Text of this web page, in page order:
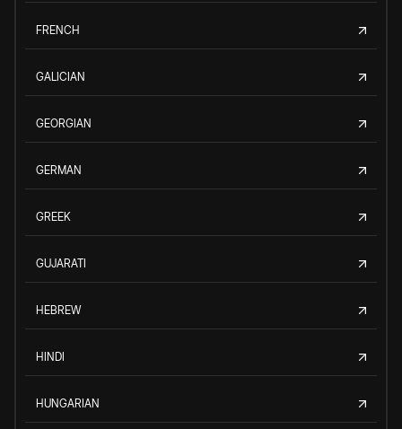
FRENCH
GALICIAN
GEORGIAN
GERMAN
GREEK
GUJARATI
HEBREW
HINDI
HUNGARIAN